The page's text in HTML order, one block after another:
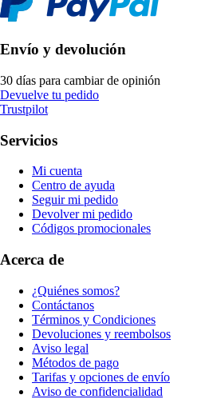
Envío y devolución
30 días para cambiar de opinión
Devuelve tu pedido
Trustpilot
Servicios
Mi cuenta
Centro de ayuda
Seguir mi pedido
Devolver mi pedido
Códigos promocionales
Acerca de
¿Quiénes somos?
Contáctanos
Términos y Condiciones
Devoluciones y reembolsos
Aviso legal
Métodos de pago
Tarifas y opciones de envío
Aviso de confidencialidad